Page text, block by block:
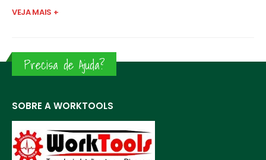
VEJA MAIS +
Precisa de Ajuda?
SOBRE A WORKTOOLS